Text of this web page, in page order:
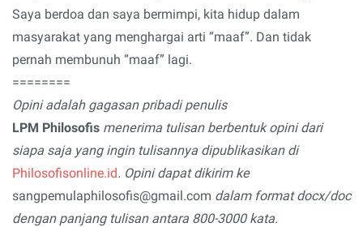
Saya berdoa dan saya bermimpi, kita hidup dalam
masyarakat yang menghargai arti “maaf”. Dan tidak
pernah membunuh “maaf” lagi.
========
Opini adalah gagasan pribadi penulis
LPM Philosofis menerima tulisan berbentuk opini dari
siapa saja yang ingin tulisannya dipublikasikan di
Philosofisonline.id. Opini dapat dikirim ke
sangpemulaphilosofis@gmail.com dalam format docx/doc
dengan panjang tulisan antara 800-3000 kata.